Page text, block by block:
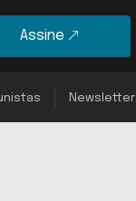
Assine
Newsletter